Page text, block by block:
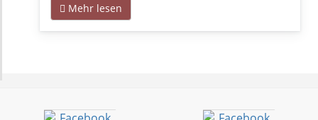
Mehr lesen